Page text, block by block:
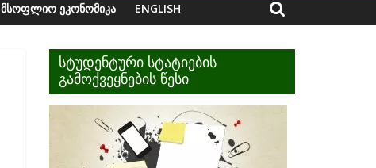
ᲛᲡᲝᲤᲚᲘᲝ ᲔᲙᲝᲜᲝᲛᲘᲙᲐ ENGLISH
სტუდენტური სტატიების
გამოქვეყნების წესი